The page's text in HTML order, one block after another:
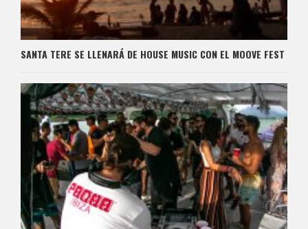
SANTA TERE SE LLENARÁ DE HOUSE MUSIC CON EL MOOVE FEST